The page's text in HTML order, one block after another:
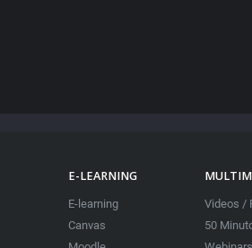
E-LEARNING
E-learning
Canvas
Videos /
50